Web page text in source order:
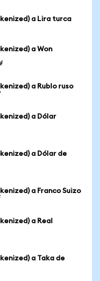
a Lira turca
a Won
a Rublo ruso
a Dólar
a Dólar de
a Franco Suizo
a Real
a Taka de